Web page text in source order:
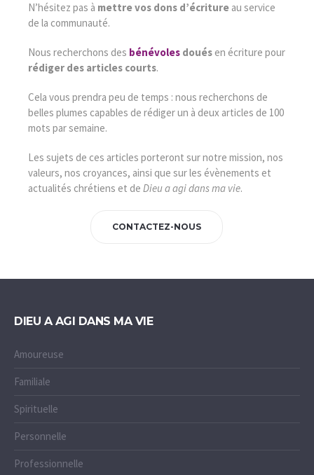
N’hésitez pas à mettre vos dons d’écritureau service
de la communauté.
Nous recherchons des bénévolesdoués en écriture pour
rédiger des articles courts.
Cela vous prendra peu de temps : nous recherchons de
belles plumes capables de rédiger un à deux articles de 100
mots par semaine.
Les sujets de ces articles porteront sur notre mission, nos
valeurs, nos croyances, ainsi que sur les évènements et
actualités chrétiens et de Dieu a agi dans ma vie.
CONTACTEZ-NOUS
DIEU A AGI DANS MA VIE
Amoureuse
Familiale
Spirituelle
Personnelle
Professionnelle